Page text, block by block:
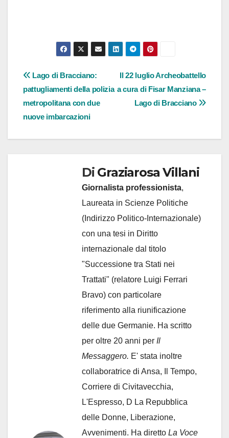
Navigazione
articoli
Il 22 luglio Archeobattello
a cura di Fisar Manziana –
Lago di Bracciano
Lago di Bracciano:
pattugliamenti della polizia
metropolitana con due
nuove imbarcazioni
Di Graziarosa Villani
Giornalista professionista,
Laureata in Scienze Politiche
(Indirizzo Politico-Internazionale)
con una tesi in Diritto
internazionale dal titolo
"Successione tra Stati nei
Trattati" (relatore Luigi Ferrari
Bravo) con particolare
riferimento alla riunificazione
delle due Germanie. Ha scritto
per oltre 20 anni per Il
Messaggero. E' stata inoltre
collaboratrice di Ansa, Il Tempo,
Corriere di Civitavecchia,
L'Espresso, D La Repubblica
delle Donne, Liberazione,
Avvenimenti. Ha diretto La Voce